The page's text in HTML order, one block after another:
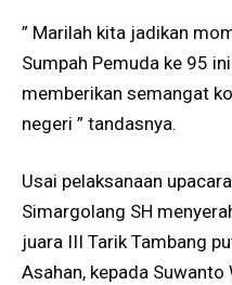
” Marilah kita jadikan
Sumpah Pemuda ke 95
memberikan semangat
negeri ” tandasnya.
Usai pelaksanaan
Simargolang SH
juara III Tarik Tambang
Asahan, kepada Suwanto